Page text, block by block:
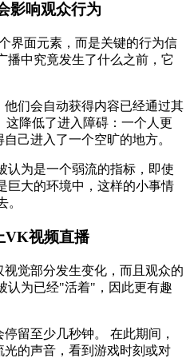
影响观众行为
界面元素，而是关键的行为信
播中究竟发生了什么之前，它
们会自动获得内容已经通过其
降低了进入障碍：一个人更
己进入了一个空旷的地方。
认为是一个弱流的指标，即使
巨大的环境中，这样的小事情
。
VK视频直播
觉部分发生变化，而且观众的
认为已经"活着"，因此更有趣
留至少几秒钟。 在此期间，
的声音，看到游戏时刻或对